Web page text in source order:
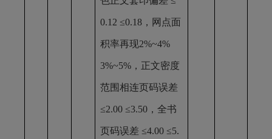
0.12 ≤0.18，网点面
积率再现2%~4%
3%~5%，正文密度
范围相连页码误差
≤2.00 ≤3.50，全书
页码误差 ≤4.00 ≤5.